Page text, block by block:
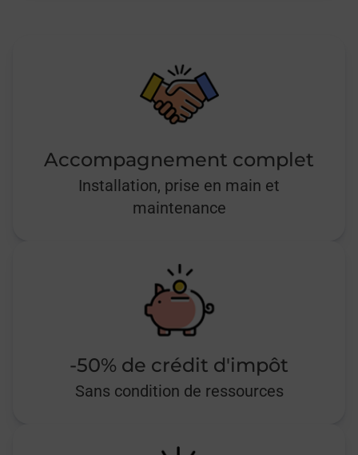
Accompagnement complet
Installation, prise en main et
maintenance
-50% de crédit d'impôt
Sans condition de ressources